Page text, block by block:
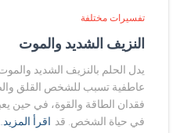
تفسيرات مختلفة
النزيف الشديد والموت
يدل الحلم بالنزيف الشديد
عاطفية تسبب للشخص القلق
فقدان الطاقة والقوة، في حين
في حياة الشخص. قد اقرأ المزيد…